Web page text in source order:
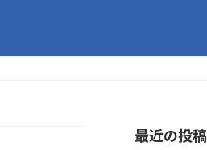
最近の投稿